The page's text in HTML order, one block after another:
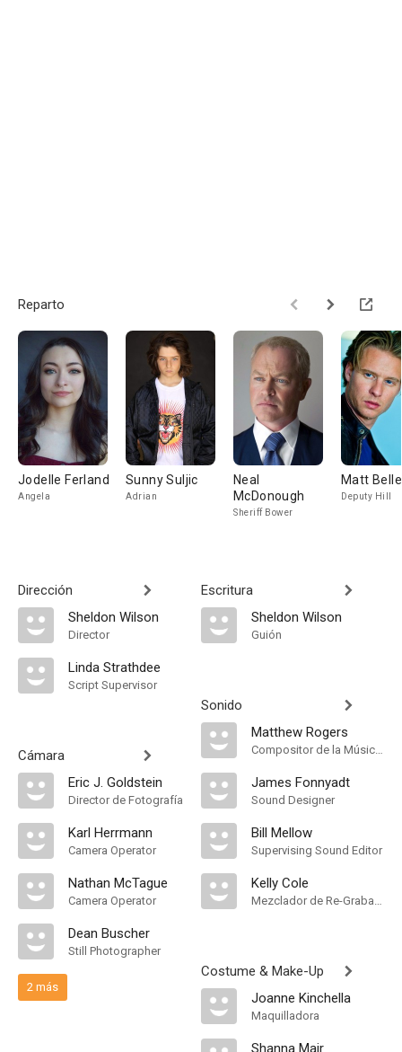
Reparto
Jodelle Ferland
Angela
Sunny Suljic
Adrian
Neal
McDonough
Sheriff Bower
Matt
Deputy Hill
Dirección
Sheldon Wilson
Director
Linda Strathdee
Script Supervisor
Cámara
Eric J. Goldstein
Director de Fotografía
Karl Herrmann
Camera Operator
Nathan McTague
Camera Operator
Dean Buscher
Still Photographer
2 más
Escritura
Sheldon Wilson
Guión
Sonido
Matthew Rogers
Compositor de la Música Original
James Fonnyadt
Sound Designer
Bill Mellow
Supervising Sound Editor
Kelly Cole
Mezclador de Re-Grabación de Sonido
Costume & Make-Up
Joanne Kinchella
Maquilladora
Shanna Mair